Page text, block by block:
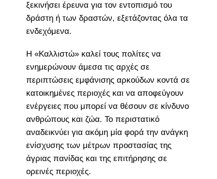
ξεκινήσει έρευνα για τον εντοπισμό του
δράστη ή των δραστών, εξετάζοντας όλα τα
ενδεχόμενα.
Η «Καλλιστώ» καλεί τους πολίτες να
ενημερώνουν άμεσα τις αρχές σε
περιπτώσεις εμφάνισης αρκούδων κοντά σε
κατοικημένες περιοχές και να αποφεύγουν
ενέργειες που μπορεί να θέσουν σε κίνδυνο
ανθρώπους και ζώα. Το περιστατικό
αναδεικνύει για ακόμη μία φορά την ανάγκη
ενίσχυσης των μέτρων προστασίας της
άγριας πανίδας και της επιτήρησης σε
ορεινές περιοχές.